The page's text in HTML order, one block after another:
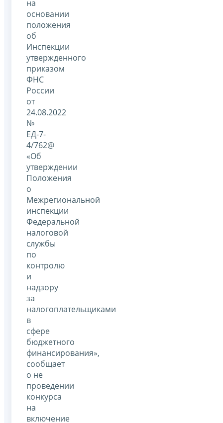
на
основании
положения
об
Инспекции
утвержденного
приказом
ФНС
России
от
24.08.2022
№
ЕД-7-
4/762@
«Об
утверждении
Положения
о
Межрегиональной
инспекции
Федеральной
налоговой
службы
по
контролю
и
надзору
за
налогоплательщиками
в
сфере
бюджетного
финансирования»,
сообщает
о не
проведении
конкурса
на
включение